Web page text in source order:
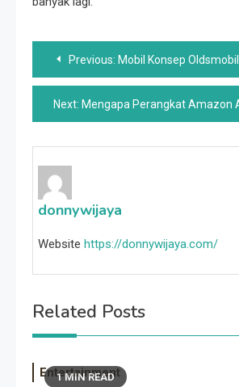
Post
navigation
Previous: Mobil Konsep Oldsmobile 1986 Ini Memiliki Salah Satu Roda
Next: Mengapa Perangkat Amazon Alexa Anda Berkedip
donnywijaya
Website https://donnywijaya.com/
Related Posts
1 MIN READ
Entertainment